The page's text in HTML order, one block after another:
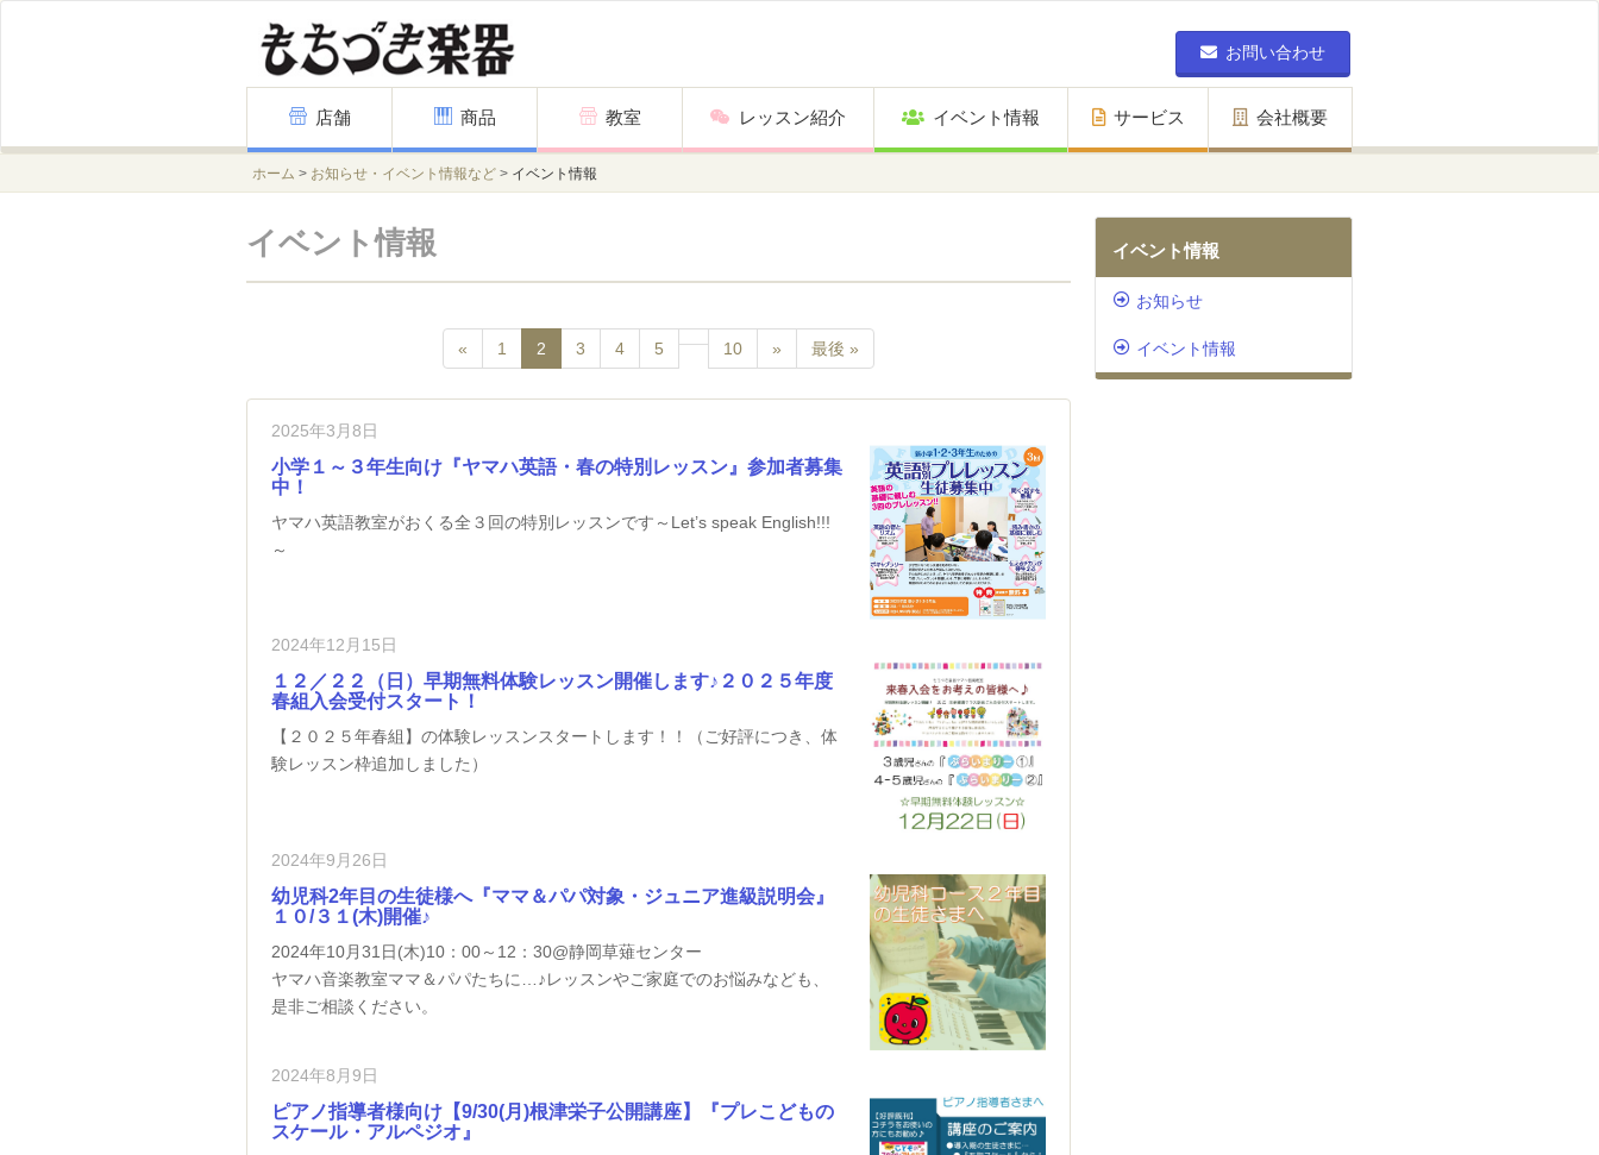
お問い合わせ
content
店舗 商品 教室 レッスン紹介 イベント情報 サービス 会社概要
ホーム > お知らせ・イベント情報など > イベント情報
イベント情報
お知らせ
イベント情報
イベント情報
« 1 2 3 4 5 10 » 最後 »
2025年3月8日
小学１～３年生向け『ヤマハ英語・春の特別レッスン』参加者募集
中！
ヤマハ英語教室がおくる全３回の特別レッスンです～Let’s speak English!!!
～
2024年12月15日
１２／２２（日）早期無料体験レッスン開催します♪２０２５年度
春組入会受付スタート！
【２０２５年春組】の体験レッスンスタートします！！（ご好評につき、体
験レッスン枠追加しました）
2024年9月26日
幼児科2年目の生徒様へ『ママ＆パパ対象・ジュニア進級説明会』
１０/３１(木)開催♪
2024年10月31日(木)10：00～12：30@静岡草薙センター
ヤマハ音楽教室ママ＆パパたちに…♪レッスンやご家庭でのお悩みなども、
是非ご相談ください。
2024年8月9日
ピアノ指導者様向け【9/30(月)根津栄子公開講座】『プレこどもの
スケール・アルペジオ』